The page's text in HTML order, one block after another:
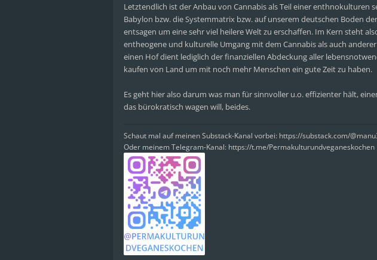
Letztendlich ist der Anbau von Cannabis als Teil einer enthnokulturen
Babylon bzw. die Systemmatrix bzw. auf unserem deutschen Boden
entsagen um eine sehr viel heilere Welt zu erschaffen. Im Kern steht
entheogene und kulturelle Umgang mit dem Cannabis als auch
einen Hof dient lediglich der finanziellen Abdeckung aller
kaufen von Land um mit noch mehr Menschen ein gute Zeit zu haben.
Es geht hier also darum was man für sinnvoller u.o. effizienter hält,
das bürokratisch wagen will, beides.
Schaut mal auf meinen Substack-Kanal vorbei: https://substack.com/
Oder meinem Telegram-Kanal: https://t.me/Permakulturundveganeskochen